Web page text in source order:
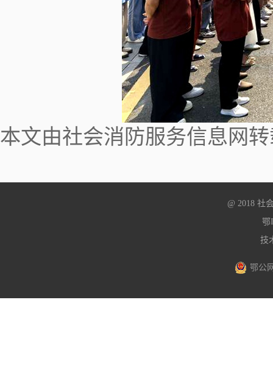
本文由社会消防服务信息网
@ 2018 社
鄂
技
鄂公